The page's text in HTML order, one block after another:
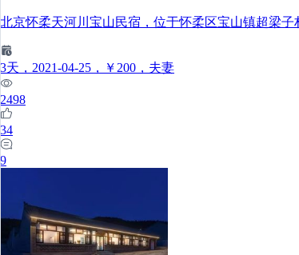
北京怀柔天河川宝山民宿，位于怀柔区宝山镇超梁
3天 ，2021-04-25 ，￥200 ，夫妻
2498
34
9